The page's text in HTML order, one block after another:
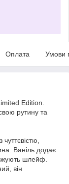
Оплата Умови
Edition.
рутину та
Ваніль додає
шлейф.
він